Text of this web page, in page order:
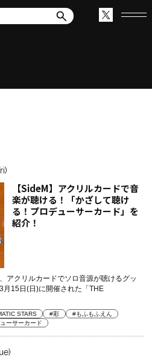
【SideM】アクリルカードで音
楽が聴ける！「かざして聴け
る！プロデューサーカード」を
紹介！
アクリルカードでソロ音源が聴けるグッ
月15日(日)に開催された「THE
STARS #彩
#もふもふえん
ーサーカード